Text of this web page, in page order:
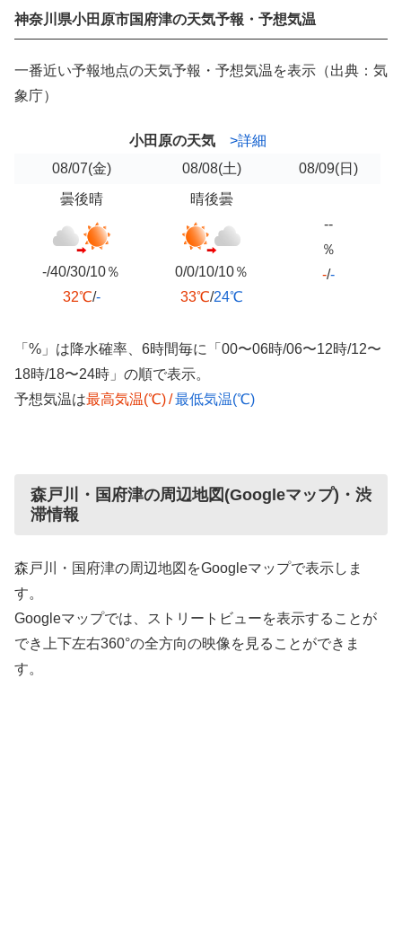
神奈川県小田原市国府津の天気予報・予想気温
一番近い予報地点の天気予報・予想気温を表示（出典：気
象庁）
小田原の天気
>詳細
08/07(金) 08/08(土) 08/09(日)
曇後晴
-/40/30/10％
32℃/-
晴後曇
0/0/10/10％
33℃/24℃
--
％
-/-
「%」は降水確率、6時間毎に「00〜06時/06〜12時/12〜
18時/18〜24時」の順で表示。
予想気温は最高気温(℃)/最低気温(℃)
森戸川・国府津の周辺地図(Googleマップ)・渋
滞情報
森戸川・国府津の周辺地図をGoogleマップで表示しま
す。
Googleマップでは、ストリートビューを表示することが
でき上下左右360°の全方向の映像を見ることができま
す。